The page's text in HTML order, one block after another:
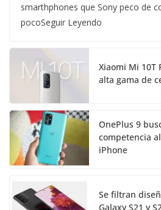
smarthphones que Sony peco de
pocoSeguir Leyendo
Xiaomi Mi 10T
alta gama de
OnePlus 9
competencia
iPhone
Se filtran
Galaxy S21 y